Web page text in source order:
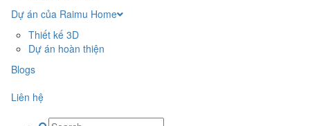
Dự án của Raimu Home
Thiết kế 3D
Dự án hoàn thiện
Blogs
Liên hệ